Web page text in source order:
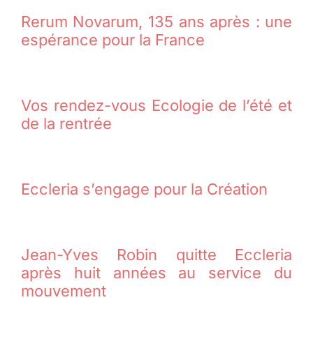
Rerum Novarum, 135 ans après : une
espérance pour la France
Vos rendez-vous Ecologie de l’été et
de la rentrée
Eccleria s’engage pour la Création
Jean-Yves Robin quitte Eccleria
après huit années au service du
mouvement